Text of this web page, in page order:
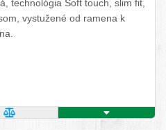
technológia Soft touch, slim fit,
vystužené od ramena k
POROVNAŤ PRODUKT
KÚPIŤ